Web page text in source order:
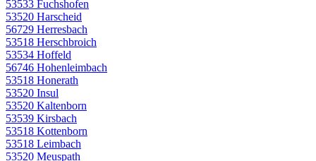
53533 Fuchshofen
53520 Harscheid
56729 Herresbach
53518 Herschbroich
53534 Hoffeld
56746 Hohenleimbach
53518 Honerath
53520 Insul
53520 Kaltenborn
53539 Kirsbach
53518 Kottenborn
53518 Leimbach
53520 Meuspath